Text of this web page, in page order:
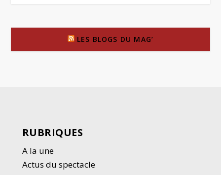
LES BLOGS DU MAG’
RUBRIQUES
A la une
Actus du spectacle